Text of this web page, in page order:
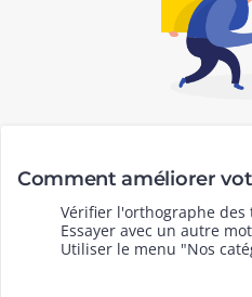
Comment améliorer
Vérifier l'orthographe des
Essayer avec un autre
Utiliser le menu "Nos